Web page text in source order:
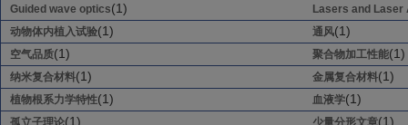
Guided wave optics(1)
Lasers and Laser
动物体内植入试验(1) 通风(1)
空气品质(1) 聚合物加工性能(1)
纳米复合材料(1) 金属复合材料(1)
植物根系力学特性(1) 血液学(1)
孤立子理论(1) 少量分形文章(1)